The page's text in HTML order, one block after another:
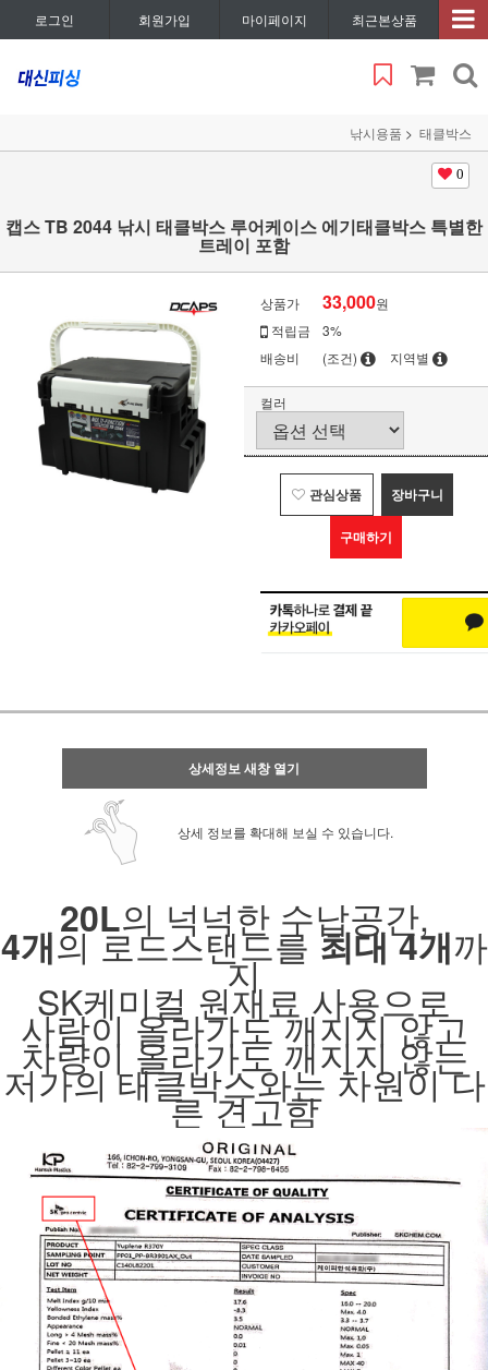
로그인 회원가입 마이페이지 최근본상품
낚시용품 태클박스
0
캡스 TB 2044 낚시 태클박스 루어케이스 에기태클박스 특별한
트레이 포함
상품가 33,000원
적립금
3%
배송비
(조건) 지역별
컬러
관심상품 장바구니
구매하기
상세정보 새창 열기
상세 정보를 확대해 보실 수 있습니다.
20L의 넉넉한 수납공간,
4개의 로드스탠드를 최대 4개까
지
SK케미컬 원재료 사용으로
사람이 올라가도 깨지지 않고
차량이 올라가도 깨지지 않는
저가의 태클박스와는 차원이 다
른 견고함